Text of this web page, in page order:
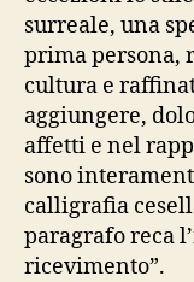
surreale, una
prima persona,
cultura e
aggiungere,
affetti e nel
sono
calligrafia
paragrafo reca
ricevimento”.